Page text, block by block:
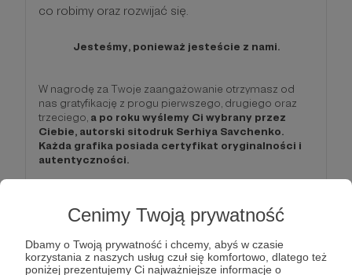
Cenimy Twoją prywatność
Dbamy o Twoją prywatność i chcemy, abyś w czasie
korzystania z naszych usług czuł się komfortowo, dlatego też
poniżej prezentujemy Ci najważniejsze informacje o
co robimy oraz rozwijać się.
Jesteśmy, ponieważ jesteście z nami.
W nagrodę za Twoje zaangażowanie otrzymasz od
nas gratyfikację z progu pierwszego, drugiego oraz
trzeciego, a po roku wyślemy Ci wybrany przez
Ciebie, autorski sitodruk Serhiya Savchenko.
Każda grafika posiada certyfikat oryginalności i
autentyczności.